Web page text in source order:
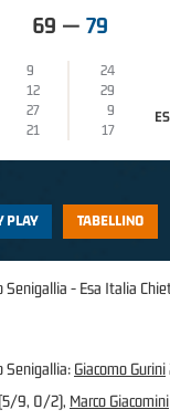
69 — 79
9
24
12
29
27
9
21
17
PLAY TABELLINO
Senigallia - Esa Italia
Senigallia: Giacomo Gurini
9, 0/2), Marco Giacomini